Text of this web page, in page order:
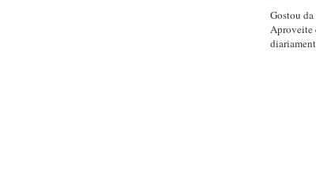
Gostou
Aproveite